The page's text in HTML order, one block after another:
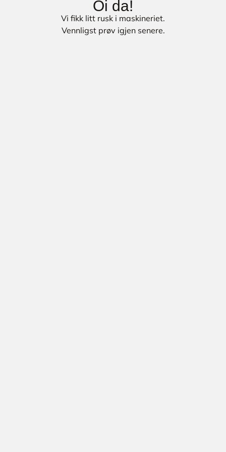
Oi da!
Vi fikk litt rusk i maskineriet.
Vennligst prøv igjen senere.